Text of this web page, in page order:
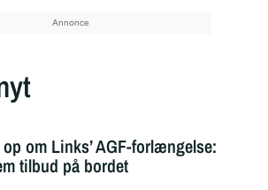
om Links’ AGF-forlængelse:
tilbud på bordet